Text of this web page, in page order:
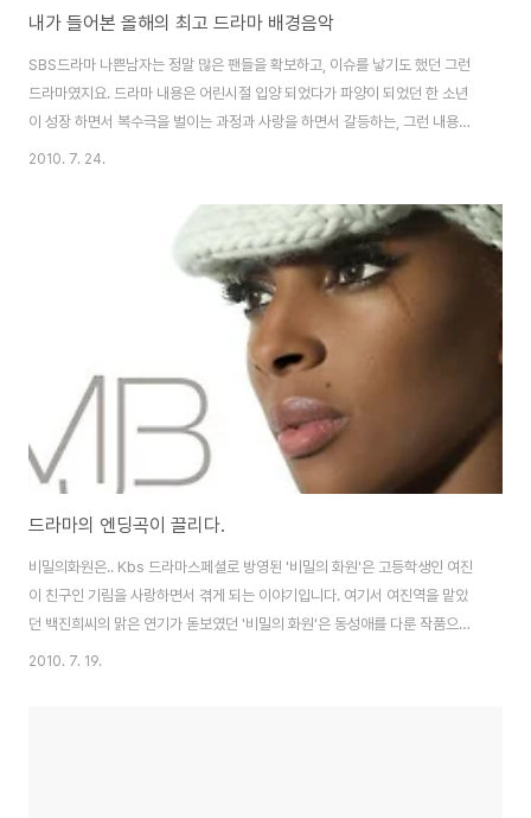
내가 들어본 올해의 최고 드라마 배경음악
SBS드라마 나쁜남자는 정말 많은 팬들을 확보하고, 이슈를 낳기도 했던 그런
드라마였지요. 드라마 내용은 어린시절 입양 되었다가 파양이 되었던 한 소년
이 성장 하면서 복수극을 벌이는 과정과 사랑을 하면서 갈등하는, 그런 내용의
드라마였습니다. 드라마 속에서 빼놓을 수 없었던 아름다운 멜로디를 기억 하
분위기를 한창 고조 시켜주었습니다. 자, 그럼 드라마의 아름다운 멜로디에 빠
져 보실까요? 당신이 충분히 만족하고 좋아 하실곡들입니다. 정엽의 "가시
꽃"은 그의 보컬 실력을 제대로 보여준 노래라고 보여집니다. 가시꽃은 나쁜남
자의 메인 테마곡으로 쓰였습니다. 감성적인 보컬속에 당신의 감각이 새롭게
살아나고, 사랑에 대한 애듯한 심정이 전달..
2010. 7. 24.
드라마의 엔딩곡이 끌리다.
비밀의화원은.. Kbs 드라마스페셜로 방영된 '비밀의 화원'은 고등학생인 여진
이 친구인 기림을 사랑하면서 겪게 되는 이야기입니다. 여기서 여진역을 맡았
던 백진희씨의 맑은 연기가 돋보였던 '비밀의 화원'은 동성애를 다룬 작품으로
결말은 죽음이라는 비극을 선택 할 수 밖에 없는 한국의 동성애 단면을 볼 수 있
2010. 7. 19.